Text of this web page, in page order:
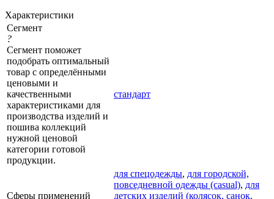
Характеристики
Сегмент
?
Сегмент поможет
подобрать оптимальный
товар с определёнными
ценовыми и
качественными
характеристиками для
производства изделий и
пошива коллекций
нужной ценовой
категории готовой
продукции.
стандарт
Сферы применений
для спецодежды, для городской,
повседневной одежды (casual), для
детских изделий (колясок, санок,